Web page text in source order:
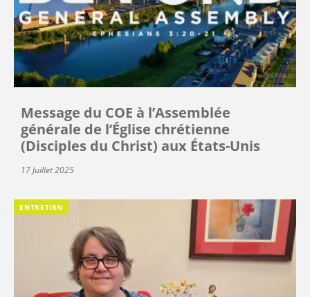
Message du COE à l’Assemblée
générale de l’Église chrétienne
(Disciples du Christ) aux États-Unis
17 Juillet 2025
ENTRETIEN